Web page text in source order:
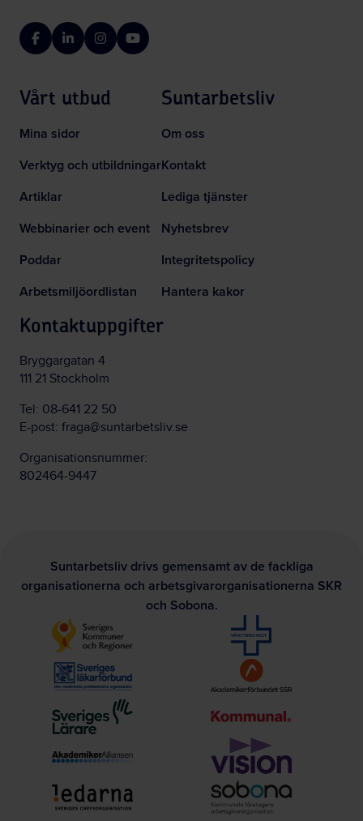
FacebookLinkedInInstagramYouTube
Vårt utbud
Mina sidor
Verktyg och utbildningar
Artiklar
Webbinarier och event
Poddar
Arbetsmiljöordlistan
Suntarbetsliv
Om oss
Kontakt
Lediga tjänster
Nyhetsbrev
Integritetspolicy
Hantera kakor
Kontaktuppgifter
Bryggargatan 4
111 21 Stockholm
Tel: 08-641 22 50
E-post: fraga@suntarbetsliv.se
Organisationsnummer:
802464-9447
Suntarbetsliv drivs gemensamt av de fackliga
organisationerna och arbetsgivarorganisationerna SKR
och Sobona.